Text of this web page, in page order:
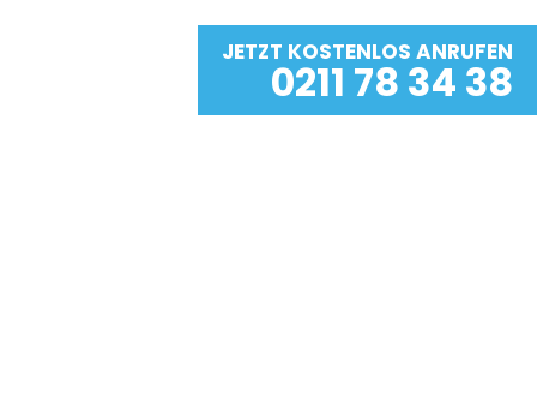
JETZT KOSTENLOS ANRUFEN
0211 78 34 38